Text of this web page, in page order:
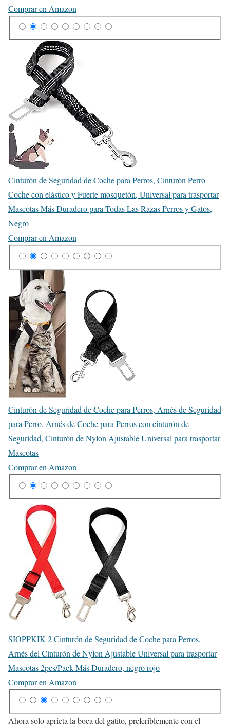
Comprar en Amazon
Cinturón de Seguridad de Coche para Perros, Cinturón Perro
Coche con elástico y Fuerte mosquetón, Universal para trasportar
Mascotas Más Duradero para Todas Las Razas Perros y Gatos,
Negro
Comprar en Amazon
Cinturón de Seguridad de Coche para Perros, Arnés de Seguridad
para Perro, Arnés de Coche para Perros con cinturón de
Seguridad, Cinturón de Nylon Ajustable Universal para trasportar
Mascotas
Comprar en Amazon
SIOPPKIK 2 Cinturón de Seguridad de Coche para Perros,
Arnés del Cinturón de Nylon Ajustable Universal para trasportar
Mascotas 2pcs/Pack Más Duradero, negro rojo
Comprar en Amazon
Ahora solo aprieta la boca del gatito, preferiblemente con el